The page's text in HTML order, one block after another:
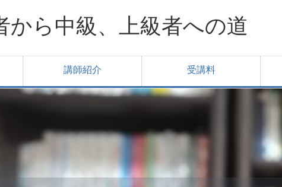
から中級、上級者への道
講師紹介 受講料